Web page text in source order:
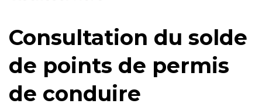
Consultation du solde
de points de permis
de conduire